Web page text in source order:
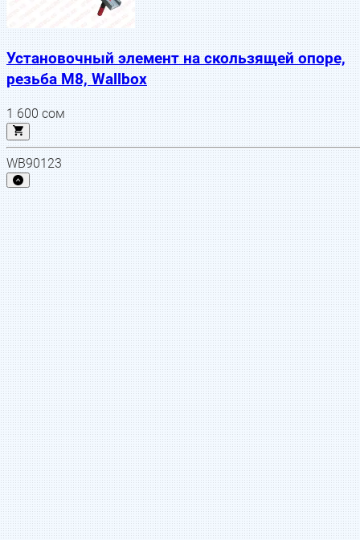
Установочный элемент на скользящей опоре,
резьба М8, Wallbox
1 600сом
WB90123